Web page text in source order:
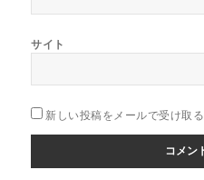
サイト
新しい投稿をメールで受け取る